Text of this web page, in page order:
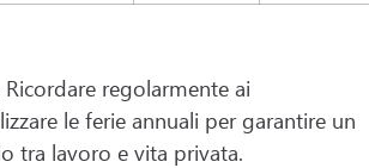
Ricordare regolarmente ai
le ferie annuali per garantire un
tra lavoro e vita privata.